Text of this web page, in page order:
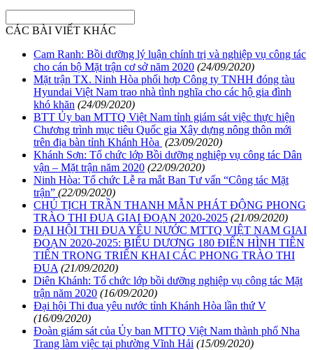
CÁC BÀI VIẾT KHÁC
Cam Ranh: Bồi dưỡng lý luận chính trị và nghiệp vụ công tác
cho cán bộ Mặt trận cơ sở năm 2020 (24/09/2020)
Mặt trận TX. Ninh Hòa phối hợp Công ty TNHH đóng tàu
Hyundai Việt Nam trao nhà tình nghĩa cho các hộ gia đình
khó khăn (24/09/2020)
BTT Ủy ban MTTQ Việt Nam tỉnh giám sát việc thực hiện
Chương trình mục tiêu Quốc gia Xây dựng nông thôn mới
trên địa bàn tỉnh Khánh Hòa (23/09/2020)
Khánh Sơn: Tổ chức lớp Bồi dưỡng nghiệp vụ công tác Dân
vận – Mặt trận năm 2020 (22/09/2020)
Ninh Hòa: Tổ chức Lễ ra mắt Ban Tư vấn “Công tác Mặt
trận” (22/09/2020)
CHỦ TỊCH TRẦN THANH MẪN PHÁT ĐỘNG PHONG
TRÀO THI ĐUA GIAI ĐOẠN 2020-2025 (21/09/2020)
ĐẠI HỘI THI ĐUA YÊU NƯỚC MTTQ VIỆT NAM GIAI
ĐOẠN 2020-2025: BIỂU DƯƠNG 180 ĐIỂN HÌNH TIÊN
TIẾN TRONG TRIỂN KHAI CÁC PHONG TRÀO THI
ĐUA (21/09/2020)
Diên Khánh: Tổ chức lớp bồi dưỡng nghiệp vụ công tác Mặt
trận năm 2020 (16/09/2020)
Đại hội Thi đua yêu nước tỉnh Khánh Hòa lần thứ V
(16/09/2020)
Đoàn giám sát của Ủy ban MTTQ Việt Nam thành phố Nha
Trang làm việc tại phường Vĩnh Hải (15/09/2020)